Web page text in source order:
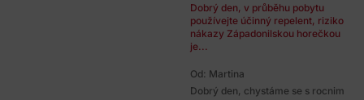
Dobrý den, v průběhu pobytu
používejte účinný repelent, riziko
nákazy Západonilskou horečkou
je...
Od: Martina
Dobrý den, chystáme se s rocnim